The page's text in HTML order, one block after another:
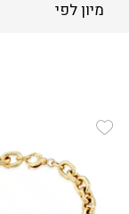
מיון לפי